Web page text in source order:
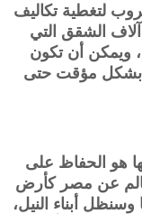
لتغطية تكاليف
آلاف الشقق التي
ويمكن أن تكون
بشكل مؤقت حتى
هو الحفاظ على
عن مصر كأرض
أبناء النيل،